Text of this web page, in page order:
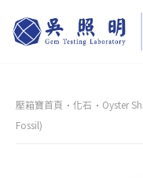
壓箱寶首頁 化石 Oyster
Fossil)